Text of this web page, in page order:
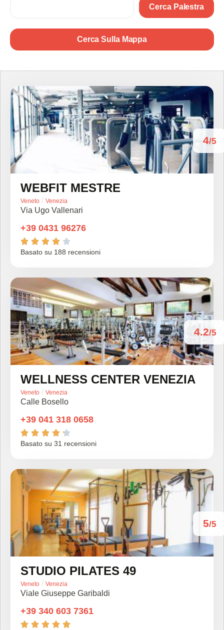
Cerca Palestra
Cerca Sulla Mappa
4/5
WEBFIT MESTRE
Veneto / Venezia
Via Ugo Vallenari
+39 0431 96276
    
Basato su 188 recensioni
4.2/5
WELLNESS CENTER VENEZIA
Veneto / Venezia
Calle Bosello
+39 041 318 0658
    
Basato su 31 recensioni
5/5
STUDIO PILATES 49
Veneto / Venezia
Viale Giuseppe Garibaldi
+39 340 603 7361
    